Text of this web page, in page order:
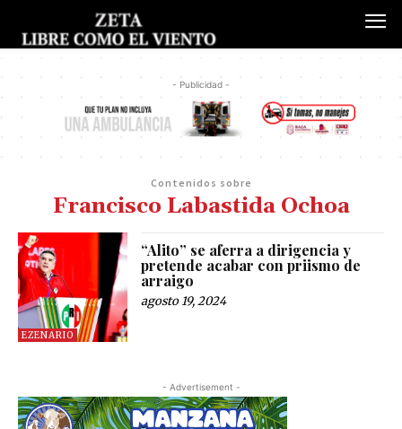
- Publicidad -
Contenidos sobre
Francisco Labastida Ochoa
EZENARIO
“Alito” se aferra a dirigencia y
pretende acabar con priismo de
arraigo
agosto 19, 2024
- Advertisement -